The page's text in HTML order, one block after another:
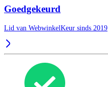
Goedgekeurd
Lid van WebwinkelKeur sinds 2019